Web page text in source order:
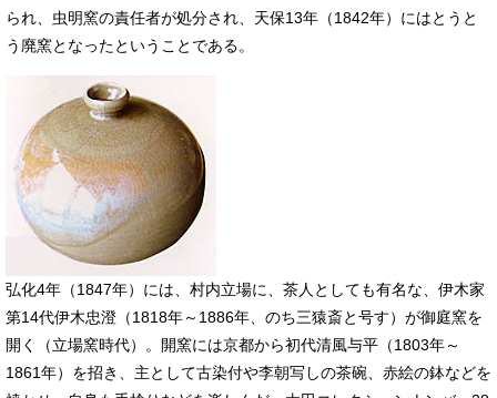
られ、虫明窯の責任者が処分され、天保13年（1842年）にはとうと
う廃窯となったということである。
​弘化4年（1847年）には、村内立場に、茶人としても有名な、伊木家
第14代伊木忠澄（1818年～1886年、のち三猿斎と号す）が御庭窯を
開く（立場窯時代）。開窯には京都から初代清風与平（1803年～
1861年）を招き、主として古染付や李朝写しの茶碗、赤絵の鉢などを